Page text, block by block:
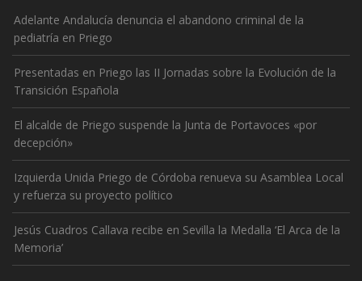
Adelante Andalucía denuncia el abandono criminal de la
pediatría en Priego
Presentadas en Priego las II Jornadas sobre la Evolución de la
Transición Española
El alcalde de Priego suspende la Junta de Portavoces «por
decepción»
Izquierda Unida Priego de Córdoba renueva su Asamblea Local
y refuerza su proyecto político
Jesús Cuadros Callava recibe en Sevilla la Medalla ‘El Arca de la
Memoria’